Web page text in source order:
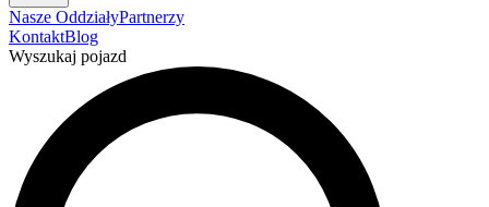
Nasze OddziałyPartnerzy
KontaktBlog
Wyszukaj pojazd